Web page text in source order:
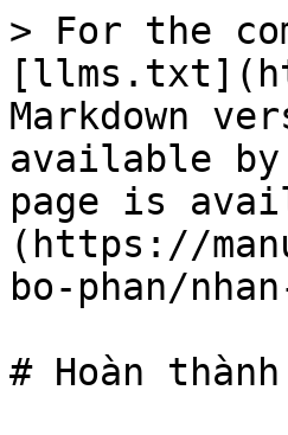
> For the
Markdown
available by
page is
(https://
bo-phan/
# Hoàn